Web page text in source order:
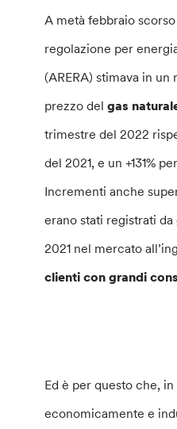
A metà febbraio scorso
regolazione per
(ARERA) stimava in
prezzo delgas
trimestre del 2022
del 2021, e un +131%
Incrementi anche
erano stati registrati
2021 nel mercato
clienti con grandi
Ed è per questo che,
economicamente e